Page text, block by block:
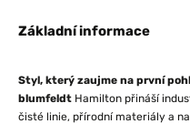
Základní informace
Styl, který zaujme na první
blumfeldt Hamilton přináší
čisté linie, přírodní materiály a